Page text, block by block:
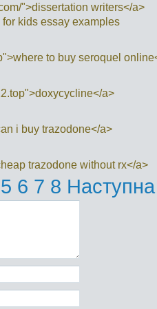
">dissertation writers</a>
kids essay examples
to buy seroquel
a>
i buy trazodone</a>
trazodone without rx</a>
5 6 7 8